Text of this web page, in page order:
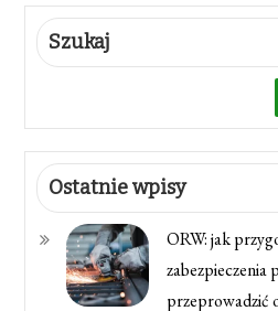
Szukaj
Ostatnie wpisy
ORW: jak
zabezpieczenia
przeprowadzić